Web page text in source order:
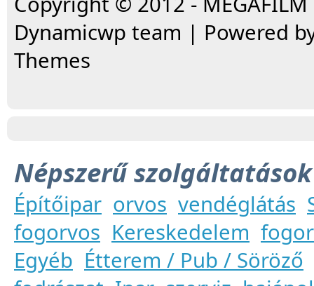
Dynamicwp team | Powered
Themes
Népszerű szolgáltatások
Építőipar orvos vendéglátás
fogorvos Kereskedelem
Egyéb Étterem / Pub / Söröző